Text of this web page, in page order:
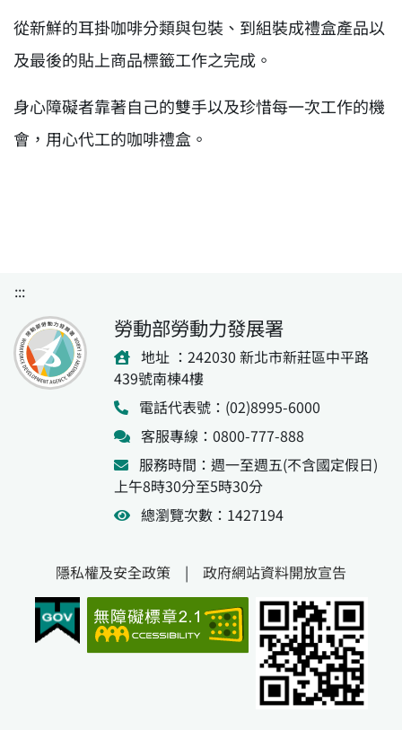
從新鮮的耳掛咖啡分類與包裝、到組裝成禮盒產品以
及最後的貼上商品標籤工作之完成。
身心障礙者靠著自己的雙手以及珍惜每一次工作的機
會，用心代工的咖啡禮盒。
:::
勞動部勞動力發展署
地址 ：242030 新北市新莊區中平路
439號南棟4樓
電話代表號：(02)8995-6000
客服專線：0800-777-888
服務時間：週一至週五(不含國定假日)
上午8時30分至5時30分
總瀏覽次數：1427194
隱私權及安全政策 | 政府網站資料開放宣告